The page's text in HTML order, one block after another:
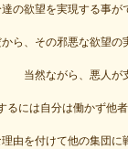
達の欲望を実現する事
ら、その邪悪な欲望の
当然ながら、悪人が
るには自分は働かず他
由を付けて他の集団に